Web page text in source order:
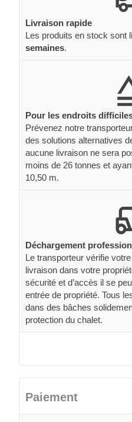
Livraison rapide
Les produits en stock sont
semaines.
Pour les endroits
Prévenez notre
des solutions alternatives
aucune livraison ne sera
moins de 26 tonnes et
10,50 m.
Déchargement
Le transporteur vérifie
livraison dans votre
sécurité et d’accès il se
entrée de propriété. Tous
dans des bâches
protection du chalet.
Paiement